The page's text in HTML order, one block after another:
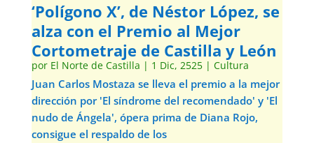
‘Polígono X’, de Néstor López, se
alza con el Premio al Mejor
Cortometraje de Castilla y León
por El Norte de Castilla | 1 Dic, 2525| Cultura
Juan Carlos Mostaza se lleva el premio a la mejor
dirección por 'El síndrome del recomendado' y 'El
nudo de Ángela', ópera prima de Diana Rojo,
consigue el respaldo de los